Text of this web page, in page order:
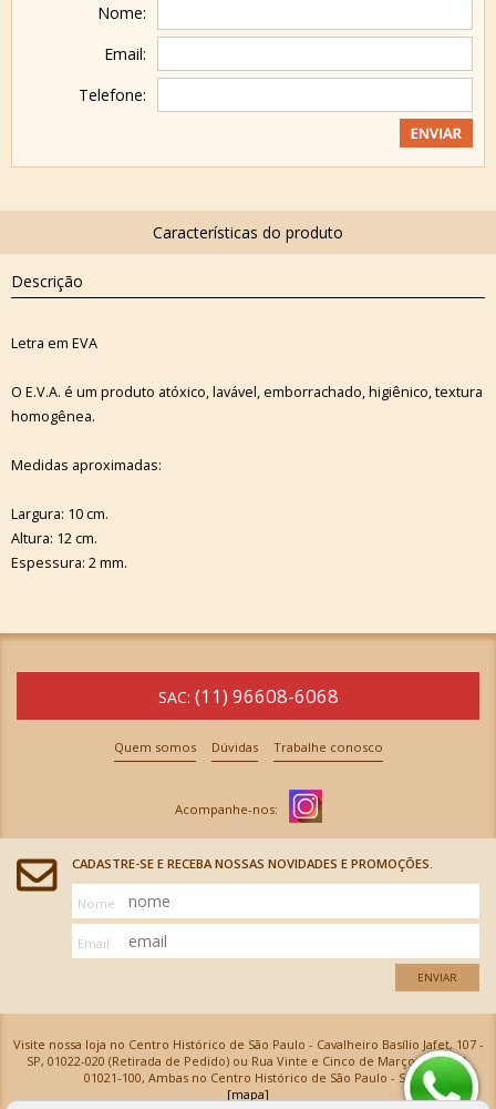
Nome:
Email:
Telefone:
Descrição
Letra em EVA
O E.V.A. é um produto atóxico, lavável, emborrachado, higiênico, textura
homogênea.
Medidas aproximadas:
Largura: 10 cm.
Altura: 12 cm.
Espessura: 2 mm.
SAC: (11) 96608-6068
Quem somos Dúvidas Trabalhe conosco
CADASTRE-SE E RECEBA NOSSAS NOVIDADES E PROMOÇÕES.
Nome
Email
ENVIAR
Visite nossa loja no Centro Histórico de São Paulo - Cavalheiro Basílio Jafet, 107 -
SP, 01022-020 (Retirada de Pedido) ou Rua Vinte e Cinco de Março, 576 - SP,
01021-100, Ambas no Centro Histórico de São Paulo - SP
[mapa]